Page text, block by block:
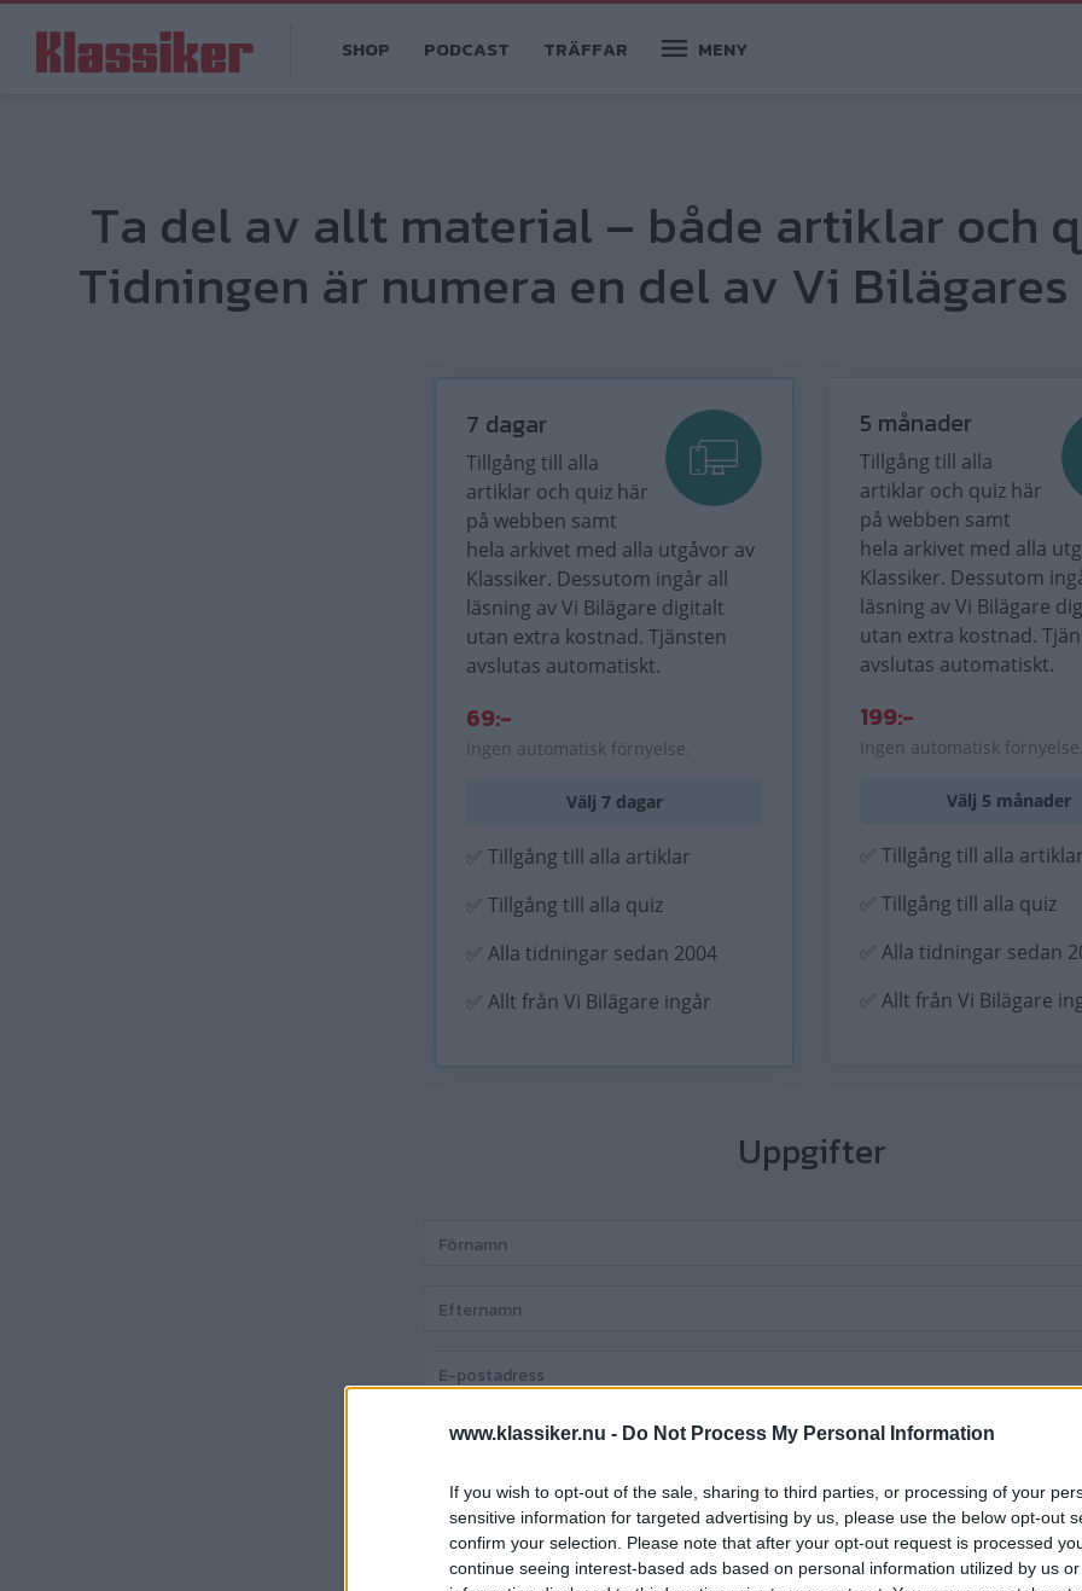
www.klassiker.nu - Do Not Process My Personal Information
If you wish to opt-out of the sale, sharing to third parties, or processing of your
sensitive information for targeted advertising by us, please use the below opt-out
confirm your selection. Please note that after your opt-out request is processed
continue seeing interest-based ads based on personal information utilized by us
huvudinnehåll
navigation
SHOP PODCAST TRÄFFAR MENY
Ta del av allt material – både artiklar och
Tidningen är numera en del av Vi
7 dagar
Tillgång till alla
artiklar och quiz här
på webben samt
hela arkivet med alla utgåvor av
Klassiker. Dessutom ingår all
läsning av Vi Bilägare digitalt
utan extra kostnad. Tjänsten
avslutas automatiskt.
69:-
Ingen automatisk förnyelse.
Välj 7 dagar
✅ Tillgång till alla artiklar
✅ Tillgång till alla quiz
✅ Alla tidningar sedan 2004
✅ Allt från Vi Bilägare ingår
5 månader
Tillgång till alla
artiklar och quiz här
på webben samt
hela arkivet med alla
Klassiker. Dessutom
läsning av Vi Bilägare
utan extra kostnad.
avslutas automatiskt.
199:-
Ingen automatisk förnyelse.
Välj 5 månader
✅ Tillgång till alla artiklar
✅ Tillgång till alla quiz
✅ Alla tidningar sedan
✅ Allt från Vi Bilägare
Uppgifter
Att betala: 69:-
Fortsätt